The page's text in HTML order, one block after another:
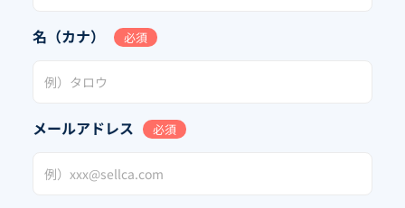
名（カナ） 必須
メールアドレス 必須